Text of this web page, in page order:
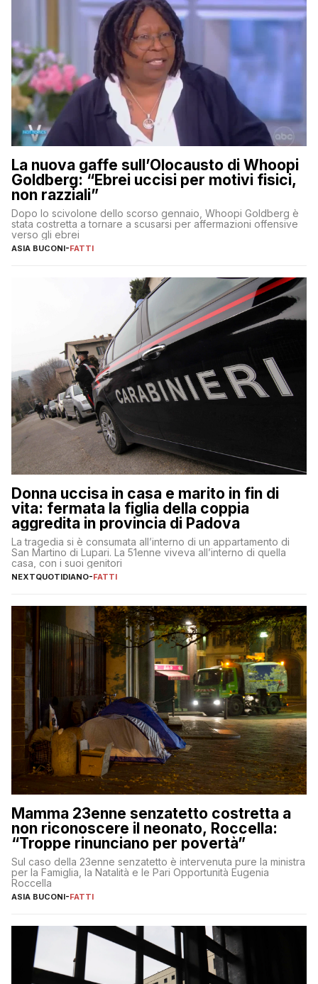
La nuova gaffe sull’Olocausto di Whoopi
Goldberg: “Ebrei uccisi per motivi fisici,
non razziali”
Dopo lo scivolone dello scorso gennaio, Whoopi Goldberg è
stata costretta a tornare a scusarsi per affermazioni offensive
verso gli ebrei
ASIA BUCONI-FATTI
Donna uccisa in casa e marito in fin di
vita: fermata la figlia della coppia
aggredita in provincia di Padova
La tragedia si è consumata all’interno di un appartamento di
San Martino di Lupari. La 51enne viveva all’interno di quella
casa, con i suoi genitori
NEXTQUOTIDIANO-FATTI
Mamma 23enne senzatetto costretta a
non riconoscere il neonato, Roccella:
“Troppe rinunciano per povertà”
Sul caso della 23enne senzatetto è intervenuta pure la ministra
per la Famiglia, la Natalità e le Pari Opportunità Eugenia
Roccella
ASIA BUCONI-FATTI